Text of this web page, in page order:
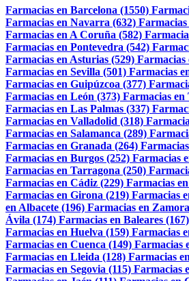
Farmacias en Barcelona (1550)
Farmacias en Navarra (632) Farmacias
Farmacias en A Coruña (582)
Farmacias en Pontevedra (542)
Farmacias en Asturias (529) Farmacias
Farmacias en Sevilla (501) Farmacias
Farmacias en Guipúzcoa (377)
Farmacias en León (373) Farmacias en
Farmacias en Las Palmas (337)
Farmacias en Valladolid (318)
Farmacias en Salamanca (289)
Farmacias en Granada (264)
Farmacias en Burgos (252) Farmacias
Farmacias en Tarragona (250)
Farmacias en Cádiz (229) Farmacias
Farmacias en Girona (219) Farmacias
en Albacete (196) Farmacias en
Ávila (174) Farmacias en Baleares (167)
Farmacias en Huelva (159) Farmacias
Farmacias en Cuenca (149) Farmacias
Farmacias en Lleida (128) Farmacias
Farmacias en Segovia (115) Farmacias